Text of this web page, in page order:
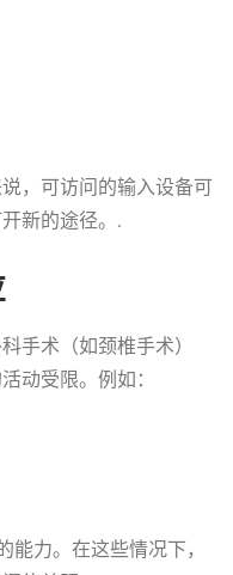
，可访问的输入设备可
新的途径。.
手术（如颈椎手术）
动受限。例如：
力。在这些情况下，